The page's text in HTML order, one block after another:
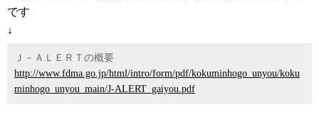
です
↓
Ｊ－ＡＬＥＲＴの概要
http://www.fdma.go.jp/html/intro/form/pdf/kokuminhogo_unyou/koku
minhogo_unyou_main/J-ALERT_gaiyou.pdf